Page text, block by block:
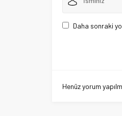
Daha sonraki
Henüz yorum